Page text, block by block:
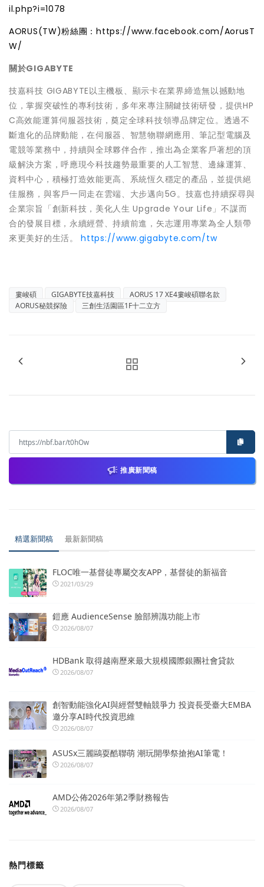
il.php?i=1078
AORUS(TW)粉絲團：https://www.facebook.com/AorusT
W/
關於GIGABYTE
技嘉科技 GIGABYTE以主機板、顯示卡在業界締造無以撼動地
位，掌握突破性的專利技術，多年來專注關鍵技術研發，提供HP
C高效能運算伺服器技術，奠定全球科技領導品牌定位。透過不
斷進化的品牌動能，在伺服器、智慧物聯網應用、筆記型電腦及
電競等業務中，持續與全球夥伴合作，推出為企業客戶著想的頂
級解決方案，呼應現今科技趨勢最重要的人工智慧、邊緣運算、
資料中心，積極打造效能更高、系統恆久穩定的產品，並提供絕
佳服務，與客戶一同走在雲端、大步邁向5G。技嘉也持續探尋與
企業宗旨「創新科技，美化人生 Upgrade Your Life」不謀而
合的發展目標，永續經營、持續前進，矢志運用專業為全人類帶
來更美好的生活。https://www.gigabyte.com/tw
婁峻碩 GIGABYTE技嘉科技
AORUS 17 XE4婁峻碩聯名款
AORUS秘競探險
三創生活園區1F十二立方
推廣新聞稿
精選新聞稿 最新新聞稿
FLOC唯一基督徒專屬交友APP，基督徒的新福音
2021/03/29
鎧應 AudienceSense 臉部辨識功能上市
2026/08/07
HDBank 取得越南歷來最大規模國際銀團社會貸款
2026/08/07
創智動能強化AI與經營雙軸競爭力 投資長受臺大EMBA
邀分享AI時代投資思維
2026/08/07
ASUSx三麗鷗耍酷聯萌 潮玩開學祭搶抱AI筆電！
2026/08/07
AMD公佈2026年第2季財務報告
2026/08/07
熱門標籤